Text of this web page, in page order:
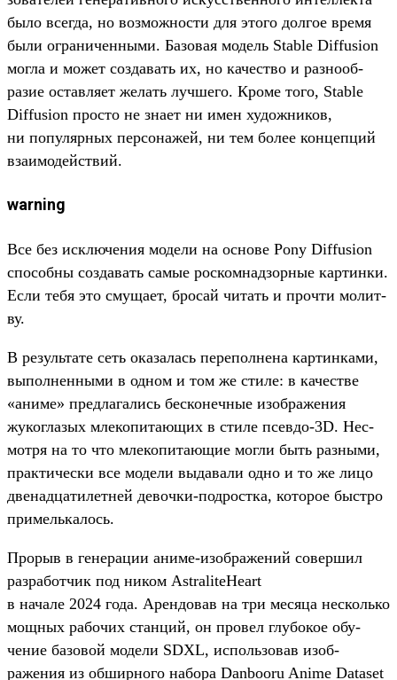
было всег­да, но воз­можнос­ти для это­го дол­гое вре­мя
были огра­ничен­ными. Базовая модель Stable Diffusion
мог­ла и может соз­давать их, но качес­тво и раз­нооб­
разие оставля­ет желать луч­шего. Кро­ме того, Stable
Diffusion прос­то не зна­ет ни имен худож­ников,
ни популяр­ных пер­сонажей, ни тем более кон­цепций
вза­имо­дей­ствий.
warning
Все без исклю­чения модели на осно­ве Pony Diffusion
спо­соб­ны соз­давать самые рос­комнад­зорные кар­тинки.
Если тебя это сму­щает, бро­сай читать и проч­ти молит­
ву.
В резуль­тате сеть ока­залась перепол­нена кар­тинка­ми,
выпол­ненны­ми в одном и том же сти­ле: в качес­тве
«ани­ме» пред­лагались бес­конеч­ные изоб­ражения
жуког­лазых мле­копи­тающих в сти­ле псев­до-3D. Нес­
мотря на то что мле­копи­тающие мог­ли быть раз­ными,
прак­тичес­ки все модели выдава­ли одно и то же лицо
две­над­цатилет­ней девоч­ки‑под­рос­тка, которое быс­тро
при­мель­калось.
Про­рыв в генера­ции ани­ме‑изоб­ражений совер­шил
раз­работ­чик под ником AstraliteHeart
в начале 2024 года. Арен­довав на три месяца нес­коль­ко
мощ­ных рабочих стан­ций, он про­вел глу­бокое обу­
чение базовой модели SDXL, исполь­зовав изоб­
ражения из обширно­го набора Danbooru Anime Dataset